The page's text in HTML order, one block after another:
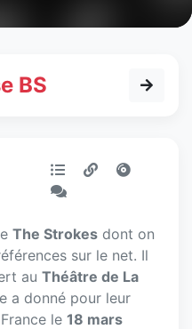
BS
The Strokes dont on
sur le net. Il
au Théâtre de La
a donné pour leur
le 18 mars